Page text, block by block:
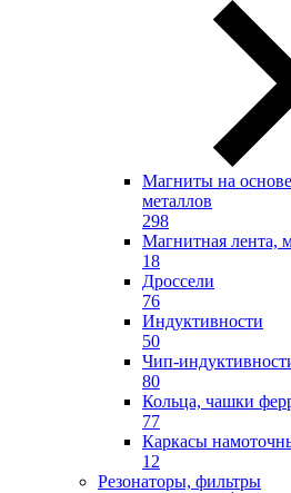
Магниты на
металлов
298
Магнитная лента,
18
Дроссели
76
Индуктивности
50
Чип-
80
Кольца, чашки
77
Каркасы
12
Резонаторы, фильтры